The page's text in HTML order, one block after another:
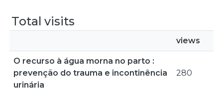
Total visits
views
O recurso à água morna no parto :
prevenção do trauma e incontinência
urinária
280